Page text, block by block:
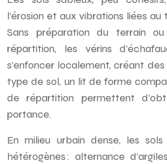
l’érosion et aux vibrations liées au
Sans préparation du terrain
répartition, les vérins
s’enfoncer localement, créant
type de sol, un lit de forme
de répartition permettent
portance.
En milieu urbain dense, les
hétérogènes : alternance